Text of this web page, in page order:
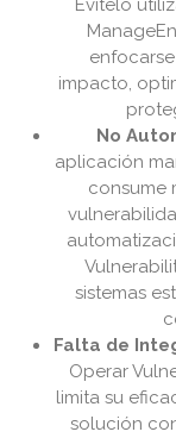
Evítelo
impacto,
No
aplicación
consume
sistemas
Falta de
Operar
limita su
solución